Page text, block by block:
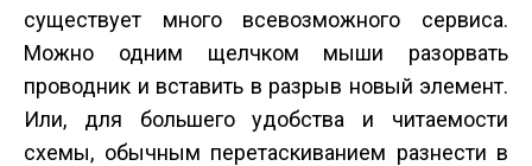
существует много всевозможного сервиса.
Можно одним щелчком мыши разорвать
проводник и вставить в разрыв новый элемент.
Или, для большего удобства и читаемости
схемы, обычным перетаскиванием разнести в